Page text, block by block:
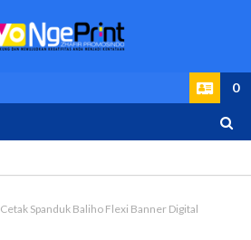
0
Cetak Spanduk Baliho Flexi Banner Digital